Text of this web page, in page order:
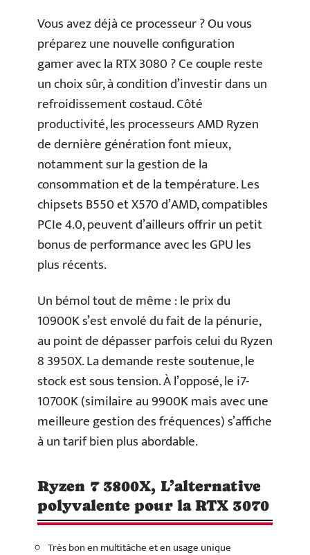
Vous avez déjà ce processeur ? Ou vous
préparez une nouvelle configuration
gamer avec la RTX 3080 ? Ce couple reste
un choix sûr, à condition d’investir dans un
refroidissement costaud. Côté
productivité, les processeurs AMD Ryzen
de dernière génération font mieux,
notamment sur la gestion de la
consommation et de la température. Les
chipsets B550 et X570 d’AMD, compatibles
PCIe 4.0, peuvent d’ailleurs offrir un petit
bonus de performance avec les GPU les
plus récents.
Un bémol tout de même : le prix du
10900K s’est envolé du fait de la pénurie,
au point de dépasser parfois celui du Ryzen
8 3950X. La demande reste soutenue, le
stock est sous tension. À l’opposé, le i7-
10700K (similaire au 9900K mais avec une
meilleure gestion des fréquences) s’affiche
à un tarif bien plus abordable.
Ryzen 7 3800X, L’alternative
polyvalente pour la RTX 3070
Très bon en multitâche et en usage unique